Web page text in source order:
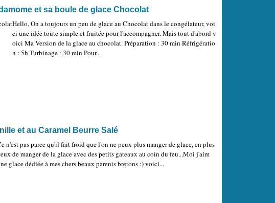
et sa boule de glace Chocolat
Hello, On a toujours un peu de glace au Chocolat dans le congélateur, voi
ci une idée toute simple et fruitée pour l'accompagner. Mais tout d'abord v
oici Ma Version de la glace au chocolat. Préparation : 30 min Réfrigératio
n : 5h Turbinage : 30 min Pour...
et au Caramel Beurre Salé
n'est pas parce qu'il fait froid que l'on ne peux plus manger de glace, en plus
de manger de la glace avec des petits gateaux au coin du feu...Moi j'aim
glace dédiée à mes chers beaux parents bretons :) voici...